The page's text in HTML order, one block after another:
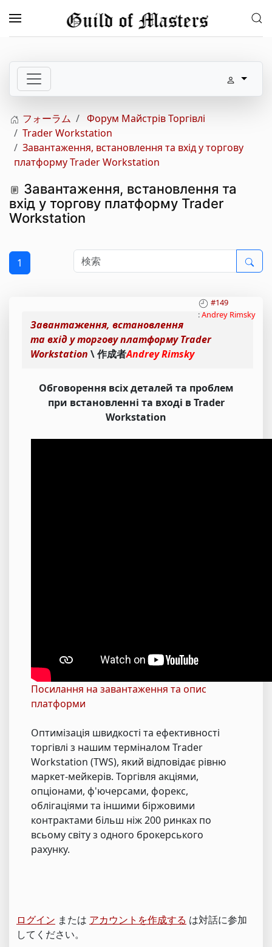
メインコンテンツへスキップ
フォーラム
Форум Майстрів Торгівлі
Trader Workstation
Завантаження, встановлення та вхід у торгову
платформу Trader Workstation
Завантаження, встановлення та
вхід у торгову платформу Trader
Workstation
1
#149
:Andrey Rimsky
Завантаження, встановлення
та вхід у торгову платформу Trader
Workstation \ 作成者Andrey Rimsky
Обговорення всіх деталей та проблем
при встановленні та вході в Trader
Workstation
Посилання на завантаження та опис
платформи
Оптимізація швидкості та ефективності
торгівлі з нашим терміналом Trader
Workstation (TWS), який відповідає рівню
маркет-мейкерів. Торгівля акціями,
опціонами, ф'ючерсами, форекс,
облігаціями та іншими біржовими
контрактами більш ніж 200 ринках по
всьому світу з одного брокерського
рахунку.
ログイン または アカウントを作成する は対話に参加
してください。